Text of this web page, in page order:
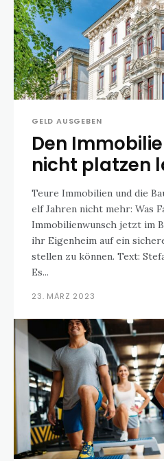
GELD AUSGEBEN
Den
nicht platzen
Teure Immobilien und die
elf Jahren nicht mehr: Was
Immobilienwunsch jetzt im
ihr Eigenheim auf ein
stellen zu können. Text: Stefanie Hutschenreuter
Es...
23. MÄRZ 2023